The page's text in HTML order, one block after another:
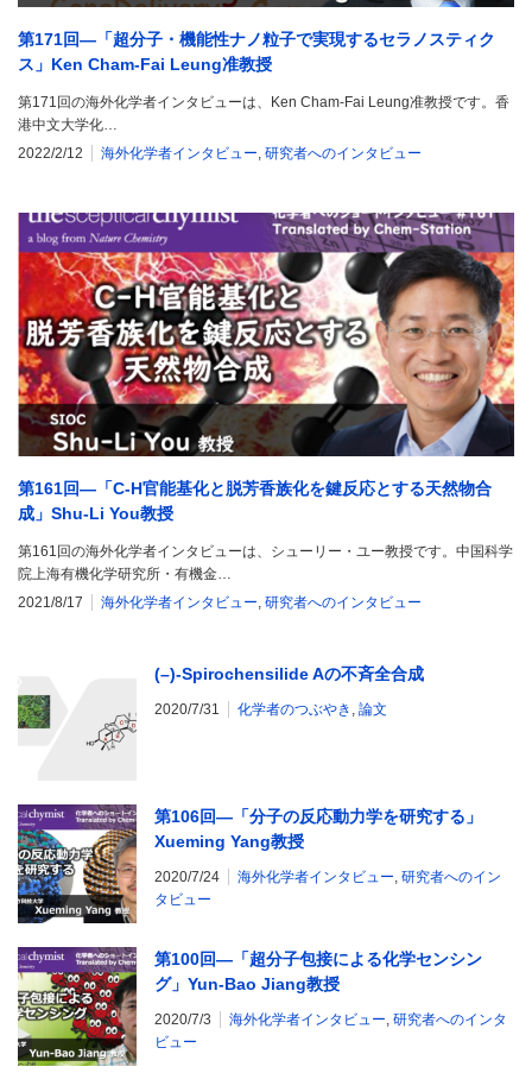
第171回―「超分子・機能性ナノ粒子で実現するセラノスティク
ス」Ken Cham-Fai Leung准教授
第171回の海外化学者インタビューは、Ken Cham-Fai Leung准教授です。香
港中文大学化…
2022/2/12
海外化学者インタビュー, 研究者へのインタビュー
第161回―「C-H官能基化と脱芳香族化を鍵反応とする天然物合
成」Shu-Li You教授
第161回の海外化学者インタビューは、シューリー・ユー教授です。中国科学
院上海有機化学研究所・有機金…
2021/8/17
海外化学者インタビュー, 研究者へのインタビュー
(–)-Spirochensilide Aの不斉全合成
2020/7/31 化学者のつぶやき , 論文
第106回―「分子の反応動力学を研究する」
Xueming Yang教授
2020/7/24 海外化学者インタビュー, 研究者へのイン
タビュー
第100回―「超分子包接による化学センシン
グ」Yun-Bao Jiang教授
2020/7/3 海外化学者インタビュー, 研究者へのインタ
ビュー